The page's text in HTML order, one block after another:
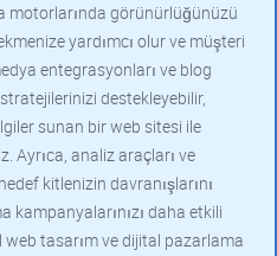
motorlarında görünürlüğünüzü
yardımcı olur ve müşteri
entegrasyonları ve blog
destekleyebilir,
sunan bir web sitesi ile
Ayrıca, analiz araçları ve
kitlenizin davranışlarını
kampanyalarınızı daha etkili
tasarım ve dijital pazarlama